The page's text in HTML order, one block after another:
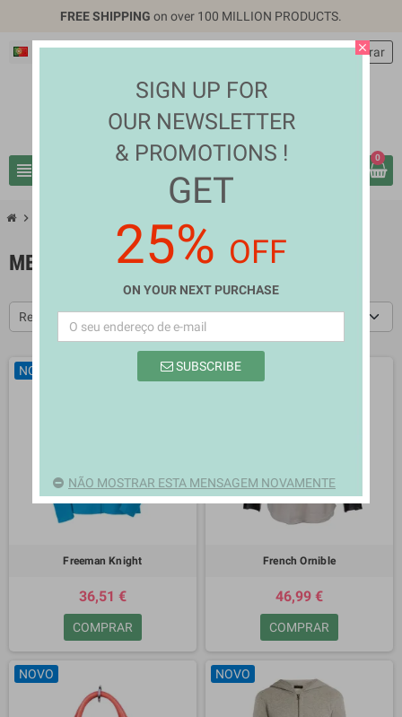
FREE SHIPPING on over 100 MILLION PRODUCTS.
Português PT EUR €
view_headline
personEntrar
0
chevron_right
MEN'S CLOTHES
Relevância
NOVO
Freeman Knight
36,51 €
COMPRAR
NOVO
French Ornible
46,99 €
COMPRAR
NOVO NOVO
close
SIGN UP FOR
OUR NEWSLETTER
& PROMOTIONS !
GET
25% OFF
ON YOUR NEXT PURCHASE
SUBSCRIBE
NÃO MOSTRAR ESTA MENSAGEM NOVAMENTE